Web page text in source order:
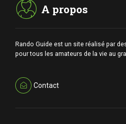
A propos
Rando Guide est un site réalisé par
pour tous les amateurs de la vie au
Contact